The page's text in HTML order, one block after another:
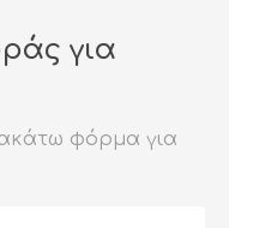
για
φόρμα για